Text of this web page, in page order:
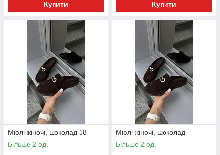
Купити Купити
Мюлі жіночі, шоколад 38
Більше 2 од.
Мюлі жіночі, шоколад
Більше 2 од.